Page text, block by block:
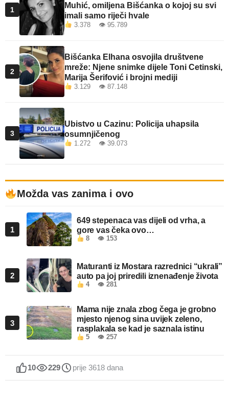
1
Muhić, omiljena Bišćanka o kojoj su svi
imali samo riječi hvale
3.378 👁 95.789
2
Bišćanka Elhana osvojila društvene
mreže: Njene snimke dijele Toni Cetinski,
Marija Šerifović i brojni mediji
3.129 👁 87.148
3
Ubistvo u Cazinu: Policija uhapsila
osumnjičenog
1.272 👁 39.073
Možda vas zanima i ovo
1
649 stepenaca vas dijeli od vrha, a
gore vas čeka ovo…
8 👁 153
2
Maturanti iz Mostara razrednici “ukrali”
auto pa joj priredili iznenađenje života
4 👁 281
3
Mama nije znala zbog čega je grobno
mjesto njenog sina uvijek zeleno,
rasplakala se kad je saznala istinu
5 👁 257
10 229 prije 3618 dana